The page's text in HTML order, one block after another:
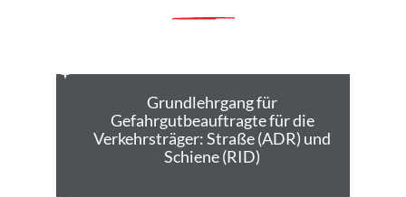
Grundlehrgang für
Gefahrgutbeauftragte für die
Verkehrsträger: Straße (ADR) und
Schiene (RID)